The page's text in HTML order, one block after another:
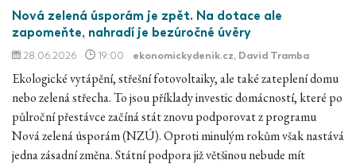
Nová zelená úsporám je zpět. Na dotace ale
zapomeňte, nahradí je bezúročné úvěry
28.06.2026 19:00 ekonomickydenik.cz, David Tramba
Ekologické vytápění, střešní fotovoltaiky, ale také zateplení domu
nebo zelená střecha. To jsou příklady investic domácností, které po
půlroční přestávce začíná stát znovu podporovat z programu
Nová zelená úsporám (NZÚ). Oproti minulým rokům však nastává
jedna zásadní změna. Státní podpora již většinou nebude mít